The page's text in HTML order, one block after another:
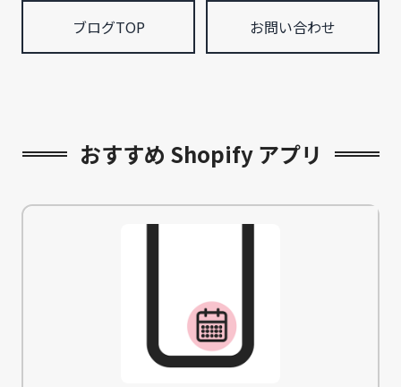
ブログTOP お問い合わせ
おすすめ Shopify アプリ